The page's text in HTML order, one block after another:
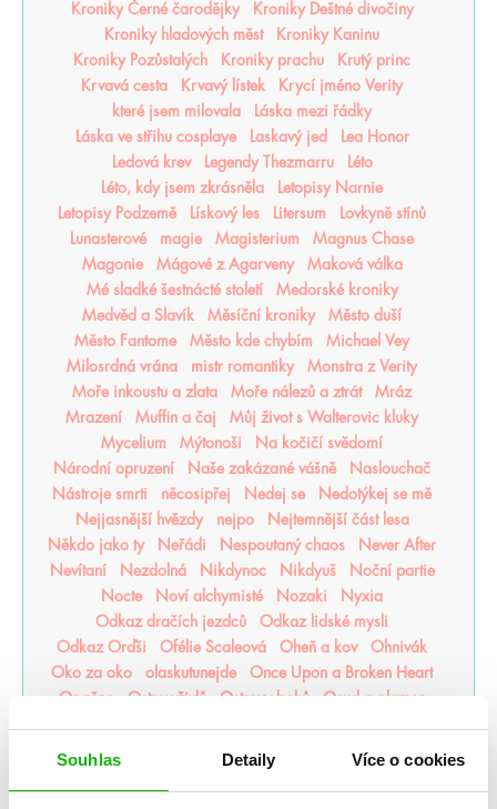
Souhlas Detaily Více o cookies
Kroniky Černé čarodějky
Kroniky Deštné divočiny
Kroniky hladových měst
Kroniky Kaninu
Kroniky Pozůstalých
Kroniky prachu
Krutý princ
Krvavá cesta
Krvavý lístek
Krycí jméno Verity
které jsem milovala
Láska mezi řádky
Láska ve střihu cosplaye
Laskavý jed
Lea Honor
Ledová krev
Legendy Thezmarru
Léto
Léto, kdy jsem zkrásněla
Letopisy Narnie
Letopisy Podzemě
Lískový les Litersum
Lovkyně stínů
Lunasterové
magie Magisterium
Magnus Chase
Magonie
Mágové z Agarveny
Maková válka
Mé sladké šestnácté století
Medorské kroniky
Medvěd a Slavík
Měsíční kroniky
Město duší
Město Fantome
Město kde chybím
Michael Vey
Milosrdná vrána
mistr romantiky
Monstra z Verity
Moře inkoustu a zlata
Moře nálezů a ztrát
Mráz
Mrazení
Muffin a čaj
Můj život s Walterovic kluky
Mycelium
Mýtonoši
Na kočičí svědomí
Národní opruzení
Naše zakázané vášně
Naslouchač
Nástroje smrti
něcosipřej Nedej se
Nedotýkej se mě
Nejjasnější hvězdy
nejpo
Nejtemnější část lesa
Někdo jako ty
Neřádi Nespoutaný chaos
Never After
Nevítaní
Nezdolná Nikdynoc Nikdyuš
Noční partie
Nocte
Noví alchymisté Nozaki
Nyxia
Odkaz dračích jezdců
Odkaz lidské mysli
Odkaz Orďši
Ofélie Scaleová Oheň a kov
Ohnivák
Oko za oko
olaskutunejde
Once Upon a Broken Heart
Opačno
Ostrov živlů Ostrovy bohů
Osud a plamen
Percy Jackson